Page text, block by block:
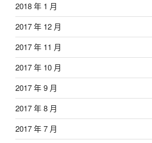
2018 年 1 月
2017 年 12 月
2017 年 11 月
2017 年 10 月
2017 年 9 月
2017 年 8 月
2017 年 7 月